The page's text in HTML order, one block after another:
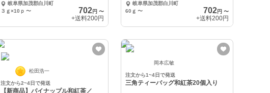
岐阜県加茂郡白川町
３ｇ×10ｐ 〜 702円〜
+送料200円
岐阜県加茂郡白川町
60ｇ 〜 702円 〜
+送料200円
松田浩一
注文から2~4日で発送
【新商品】パイナップル和紅茶／
岡本広敏
注文から1~4日で発送
三角ティーバッグ和紅茶20個入り